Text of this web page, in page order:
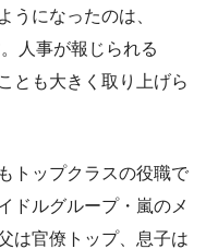
うになったのは、
人事が報じられる
とも大きく取り上げら
トップクラスの役職で
ドルグループ・嵐のメ
は官僚トップ、息子は